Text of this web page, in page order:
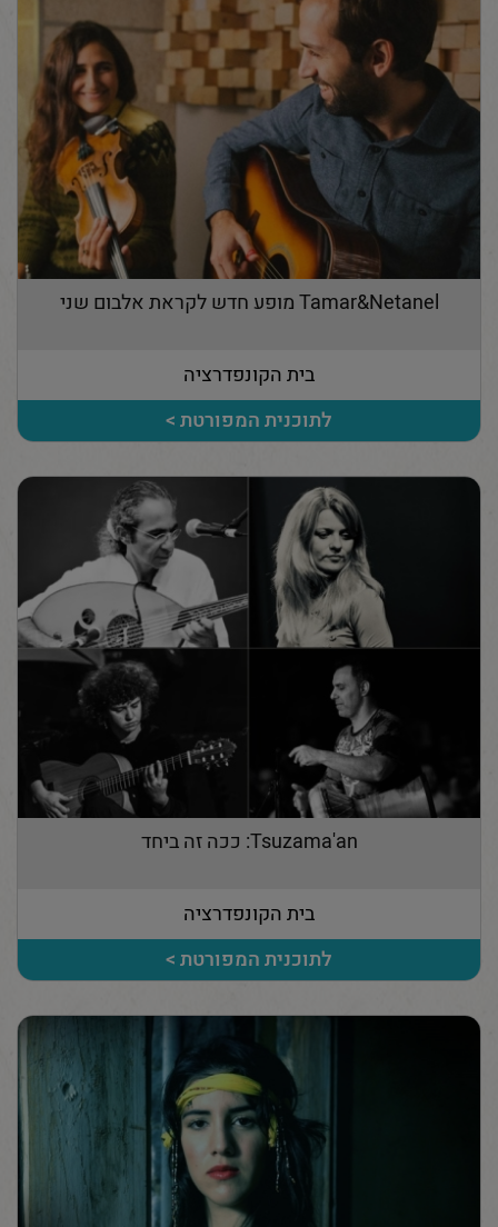
Tamar&Netanel מופע חדש לקראת אלבום שני
בית הקונפדרציה
לתוכנית המפורטת >
Tsuzama'an: ככה זה ביחד
בית הקונפדרציה
לתוכנית המפורטת >